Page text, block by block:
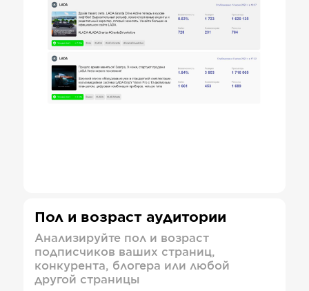
Пол и возраст аудитории
Анализируйте пол и возраст
подписчиков ваших страниц,
конкурента, блогера или любой
другой страницы